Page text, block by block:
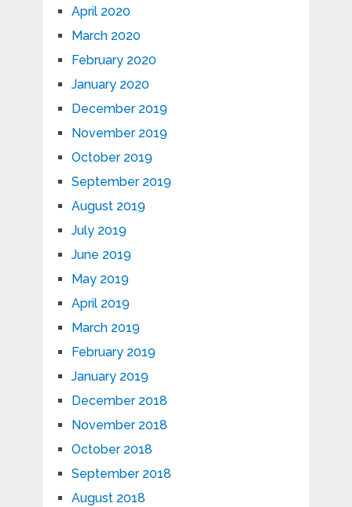
April 2020
March 2020
February 2020
January 2020
December 2019
November 2019
October 2019
September 2019
August 2019
July 2019
June 2019
May 2019
April 2019
March 2019
February 2019
January 2019
December 2018
November 2018
October 2018
September 2018
August 2018